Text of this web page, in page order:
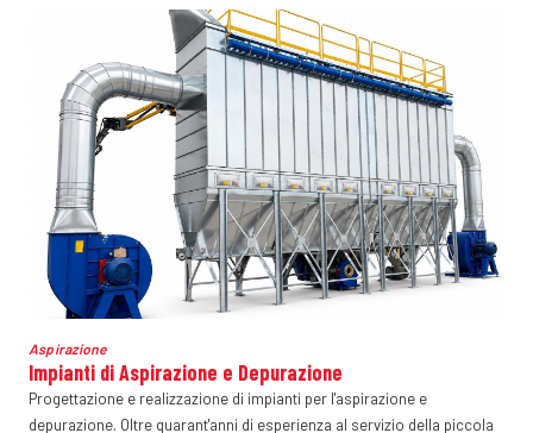
Aspirazione
Impianti di Aspirazione e Depurazione
Progettazione e realizzazione di impianti per l'aspirazione e
depurazione. Oltre quarant'anni di esperienza al servizio della piccola